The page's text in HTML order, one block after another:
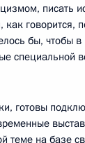
писать
как говорится,
бы, чтобы в
специальной
готовы
теме на базе